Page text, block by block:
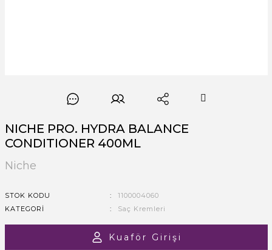
NICHE PRO. HYDRA BALANCE
CONDITIONER 400ML
Niche
STOK KODU
1100004060
KATEGORI
Saç Kremleri
Kuaför Girişi